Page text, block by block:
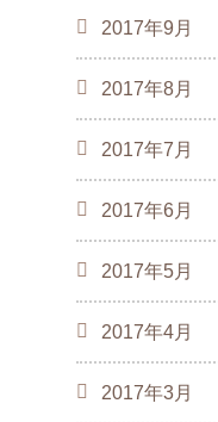
2017年9月
2017年8月
2017年7月
2017年6月
2017年5月
2017年4月
2017年3月